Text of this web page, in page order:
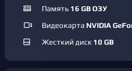
Память 16 GB ОЗУ
Видеокарта NVIDIA
Жесткий диск 10 GB